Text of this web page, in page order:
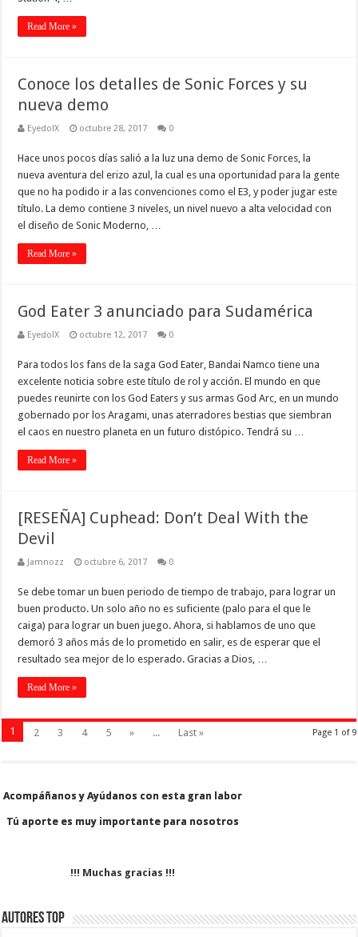
Read More »
Conoce los detalles de Sonic Forces y su
nueva demo
EyedolX octubre 28, 2017 0
Hace unos pocos días salió a la luz una demo de Sonic Forces, la
nueva aventura del erizo azul, la cual es una oportunidad para la gente
que no ha podido ir a las convenciones como el E3, y poder jugar este
título. La demo contiene 3 niveles, un nivel nuevo a alta velocidad con
el diseño de Sonic Moderno, …
Read More »
God Eater 3 anunciado para Sudamérica
EyedolX octubre 12, 2017 0
Para todos los fans de la saga God Eater, Bandai Namco tiene una
excelente noticia sobre este título de rol y acción. El mundo en que
puedes reunirte con los God Eaters y sus armas God Arc, en un mundo
gobernado por los Aragami, unas aterradores bestias que siembran
el caos en nuestro planeta en un futuro distópico. Tendrá su …
Read More »
[RESEÑA] Cuphead: Don’t Deal With the
Devil
Jamnozz octubre 6, 2017 0
Se debe tomar un buen periodo de tiempo de trabajo, para lograr un
buen producto. Un solo año no es suficiente (palo para el que le
caiga) para lograr un buen juego. Ahora, si hablamos de uno que
demoró 3 años más de lo prometido en salir, es de esperar que el
resultado sea mejor de lo esperado. Gracias a Dios, …
Read More »
Page 1 of 9
1 2 3 4 5 » ... Last »
Acompáñanos y Ayúdanos con esta gran labor
Acompáñanos y Ayúdanos con esta gran labor
Tú aporte es muy importante para nosotros
Tú aporte es muy importante para nosotros
!!! Muchas gracias !!!
Autores Top